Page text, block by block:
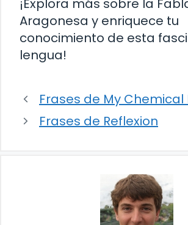
¡Explora más sobre la
Aragonesa y enriquece tu
conocimiento de esta
lengua!
Frases de My
Frases de Reflexion